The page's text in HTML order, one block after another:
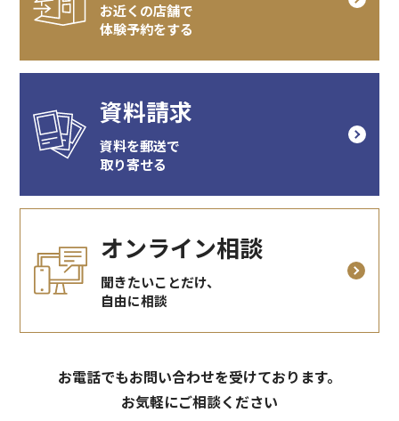
お近くの店舗で
体験予約をする
資料請求
資料を郵送で
取り寄せる
オンライン相談
聞きたいことだけ、
自由に相談
お電話でもお問い合わせを受けております。
お気軽にご相談ください